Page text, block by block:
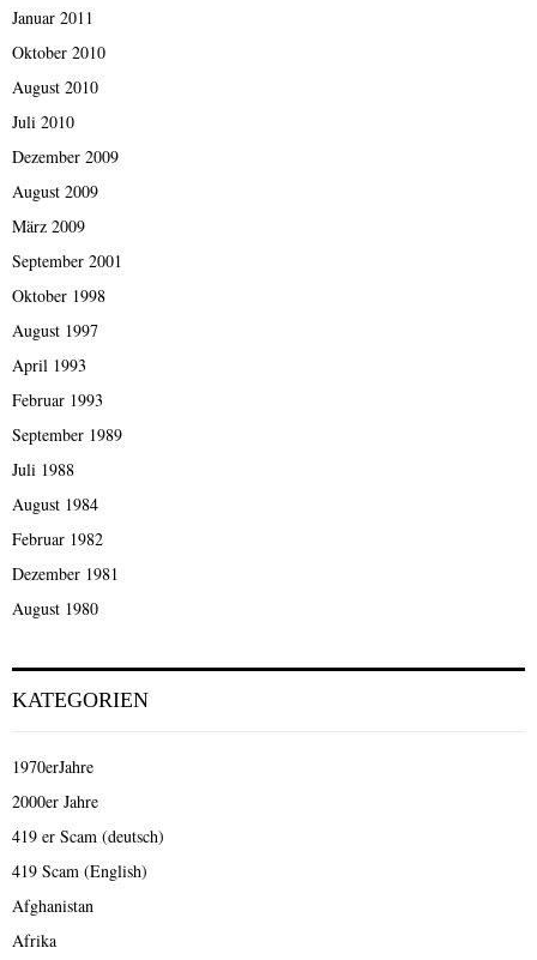
Januar 2011
Oktober 2010
August 2010
Juli 2010
Dezember 2009
August 2009
März 2009
September 2001
Oktober 1998
August 1997
April 1993
Februar 1993
September 1989
Juli 1988
August 1984
Februar 1982
Dezember 1981
August 1980
KATEGORIEN
1970erJahre
2000er Jahre
419 er Scam (deutsch)
419 Scam (English)
Afghanistan
Afrika